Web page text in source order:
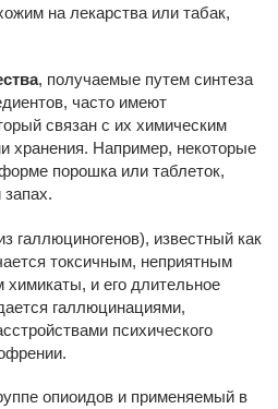
на лекарства или табак,
, получаемые путем синтеза
часто имеют
связан с их химическим
хранения. Например, некоторые
порошка или таблеток,
галлюциногенов), известный как
токсичным, неприятным
и его длительное
галлюцинациями,
психического
опиоидов и применяемый в